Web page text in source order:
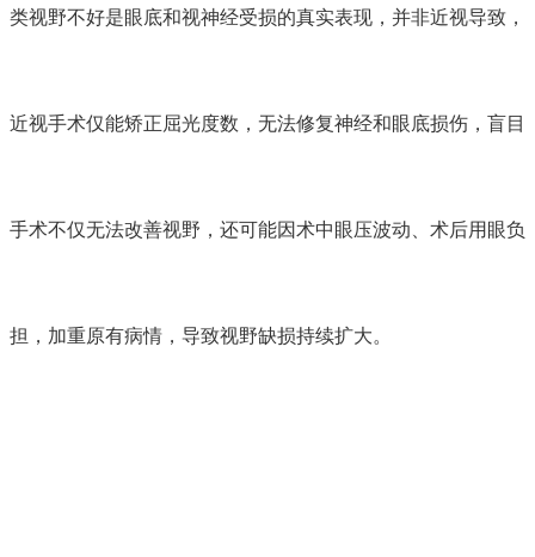
类视野不好是眼底和视神经受损的真实表现，并非近视导致，
近视手术仅能矫正屈光度数，无法修复神经和眼底损伤，盲目
手术不仅无法改善视野，还可能因术中眼压波动、术后用眼负
担，加重原有病情，导致视野缺损持续扩大。